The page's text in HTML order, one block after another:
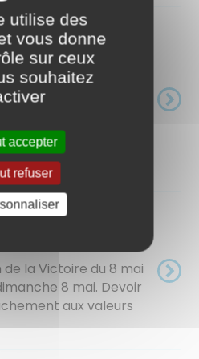
C'EST PARTI !
C'EST PARTI ! Le
des Fêtes s'est
séance
des Jeunes de
à 18 ans vont dès la
Victoire du 8 mai
la Victoire du 8 mai
8 mai. Devoir
aux valeurs
utilise des
vous donne
sur ceux
souhaitez
accepter
refuser